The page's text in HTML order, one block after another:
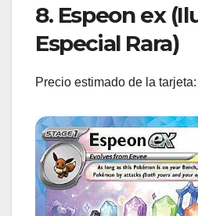
8. Espeon ex
Especial Rara)
Precio estimado de la